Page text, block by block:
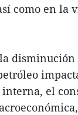
como en la
disminución
el